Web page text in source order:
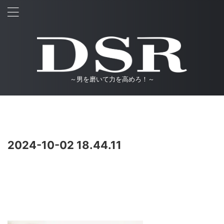
～男を磨いて力を高めろ！～
2024-10-02 18.44.11